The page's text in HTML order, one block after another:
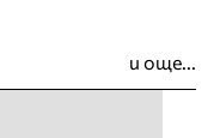
и още...